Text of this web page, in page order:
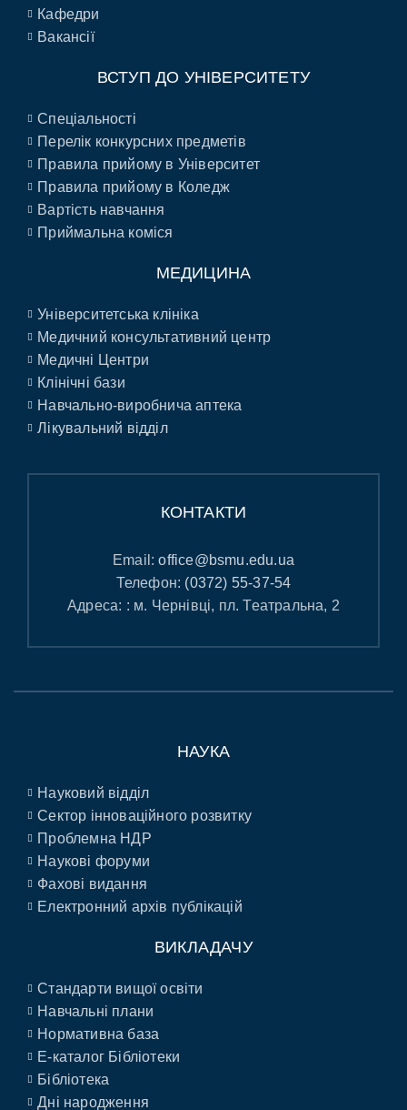
Кафедри
Вакансії
ВСТУП ДО УНІВЕРСИТЕТУ
Спеціальності
Перелік конкурсних предметів
Правила прийому в Університет
Правила прийому в Коледж
Вартість навчання
Приймальна коміся
МЕДИЦИНА
Університетська клініка
Медичний консультативний центр
Медичні Центри
Клінічні бази
Навчально-виробнича аптека
Лікувальний відділ
КОНТАКТИ
Email:office@bsmu.edu.ua
Телефон: (0372) 55-37-54
Адреса: : м. Чернівці, пл. Театральна, 2
НАУКА
Науковий відділ
Сектор інноваційного розвитку
Проблемна НДР
Наукові форуми
Фахові видання
Електронний архів публікацій
ВИКЛАДАЧУ
Стандарти вищої освіти
Навчальні плани
Нормативна база
E-каталог Бібліотеки
Бібліотека
Дні народження